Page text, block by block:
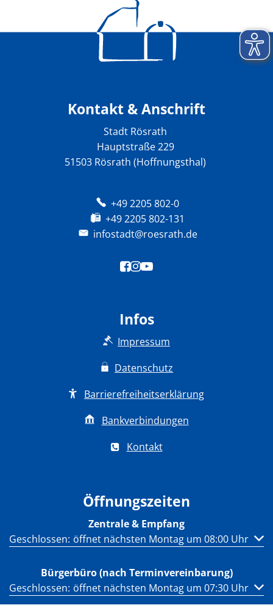
Kontakt & Anschrift
Stadt Rösrath
Hauptstraße 229
51503 Rösrath (Hoffnungsthal)
+49 2205 802-0
+49 2205 802-131
infostadt@roesrath.de
Infos
Impressum
Datenschutz
Barrierefreiheitserklärung
Bankverbindungen
Kontakt
Öffnungszeiten
Zentrale & Empfang
Klicken, um weitere Öffnungs- oder Schließzeiten
Geschlossen: öffnet nächsten Montag um 08:00 Uhr
Bürgerbüro (nach Terminvereinbarung)
Klicken, um weitere Öffnungs- oder Schließzeiten
Geschlossen: öffnet nächsten Montag um 07:30 Uhr